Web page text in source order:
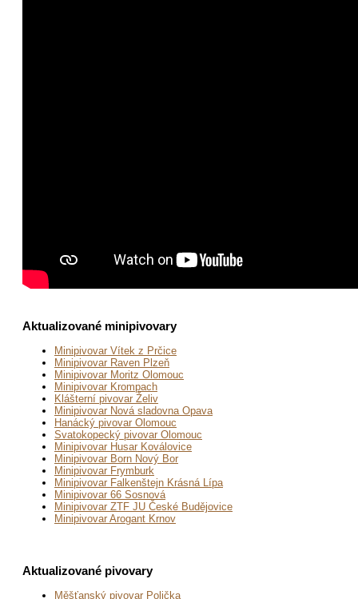
Aktualizované minipivovary
Minipivovar Vítek z Prčice
Minipivovar Raven Plzeň
Minipivovar Moritz Olomouc
Minipivovar Krompach
Klášterní pivovar Želiv
Minipivovar Nová sladovna Opava
Hanácký pivovar Olomouc
Svatokopecký pivovar Olomouc
Minipivovar Husar Koválovice
Minipivovar Born Nový Bor
Minipivovar Frymburk
Minipivovar Falkenštejn Krásná Lípa
Minipivovar 66 Sosnová
Minipivovar ZTF JU České Budějovice
Minipivovar Arogant Krnov
Aktualizované pivovary
Měšťanský pivovar Polička